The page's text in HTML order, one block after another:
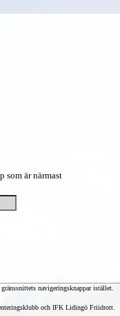
som är närmast
navigeringsknappar istället.
och IFK Lidingö Friidrott.